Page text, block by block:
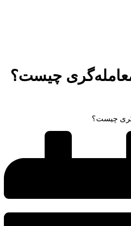
چیست؟
چیست؟